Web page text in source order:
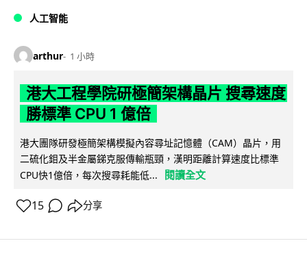
人工智能
arthur 1 小時
港大工程學院研極簡架構晶片 搜尋速度
勝標準 CPU 1 億倍
港大團隊研發極簡架構模擬內容尋址記憶體（CAM）晶片，用
二硫化鉬及半金屬銻克服傳輸瓶頸，漢明距離計算速度比標準
CPU快1億倍，每次搜尋耗能低...
閱讀全文
15 分享